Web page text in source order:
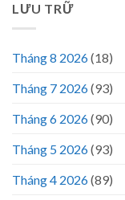
LƯU TRỮ
Tháng 8 2026(18)
Tháng 7 2026(93)
Tháng 6 2026(90)
Tháng 5 2026(93)
Tháng 4 2026(89)